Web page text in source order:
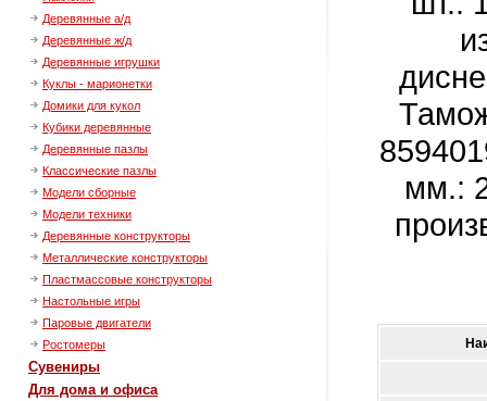
Деревянные а/д
Деревянные ж/д
Деревянные игрушки
Куклы - марионетки
Домики для кукол
Кубики деревянные
Деревянные пазлы
Классические пазлы
Модели сборные
Модели техники
Деревянные конструкторы
Металлические конструкторы
Пластмассовые конструкторы
Настольные игры
Паровые двигатели
Ростомеры
Сувениры
Для дома и офиса
мм.: